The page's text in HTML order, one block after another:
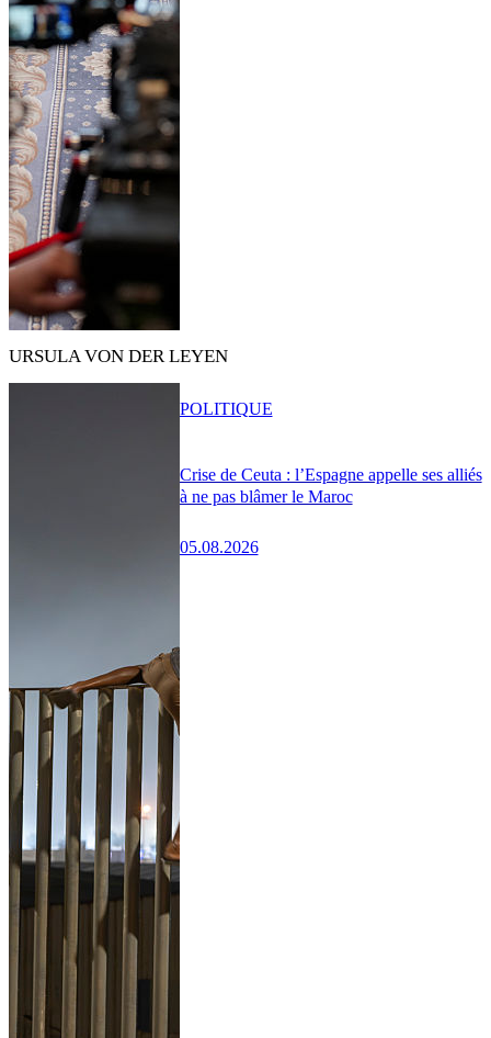
URSULA VON DER LEYEN
Crise de Ceuta : l’Espagne appelle ses alliés
à ne pas blâmer le Maroc
05.08.2026
POLITIQUE